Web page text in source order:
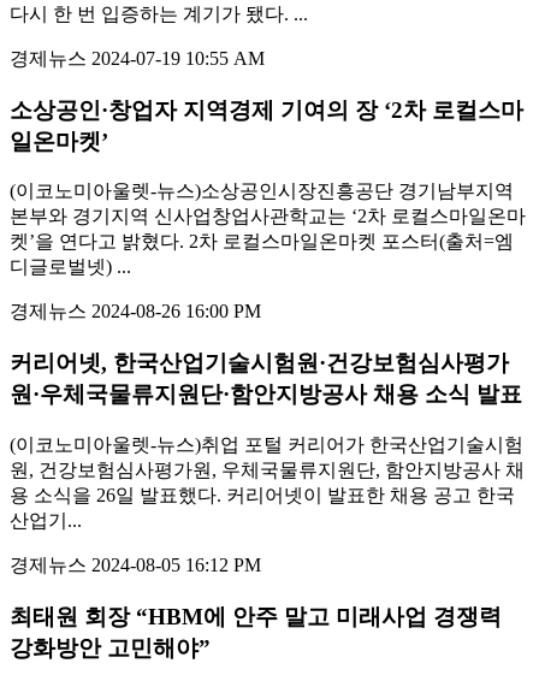
다시 한 번 입증하는 계기가 됐다. ...
경제뉴스 2024-07-19 10:55 AM
소상공인·창업자 지역경제 기여의 장 ‘2차 로컬스마
일온마켓’
(이코노미아울렛-뉴스)소상공인시장진흥공단 경기남부지역
본부와 경기지역 신사업창업사관학교는 ‘2차 로컬스마일온마
켓’을 연다고 밝혔다. 2차 로컬스마일온마켓 포스터(출처=엠
디글로벌넷) ...
경제뉴스 2024-08-26 16:00 PM
커리어넷, 한국산업기술시험원·건강보험심사평가
원·우체국물류지원단·함안지방공사 채용 소식 발표
(이코노미아울렛-뉴스)취업 포털 커리어가 한국산업기술시험
원, 건강보험심사평가원, 우체국물류지원단, 함안지방공사 채
용 소식을 26일 발표했다. 커리어넷이 발표한 채용 공고 한국
산업기...
경제뉴스 2024-08-05 16:12 PM
최태원 회장 “HBM에 안주 말고 미래사업 경쟁력
강화방안 고민해야”